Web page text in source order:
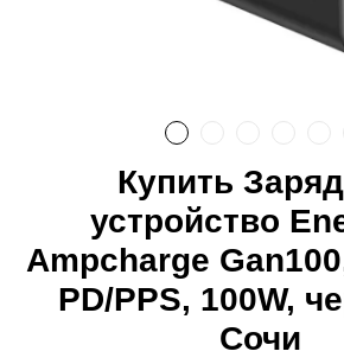
Купить
устройство
Ampcharge
PD/PPS, 100W,
Сочи